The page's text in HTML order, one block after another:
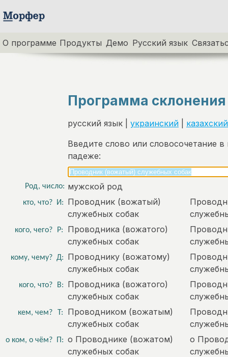
О программе Продукты Демо Русский язык
Программа
русский язык | украинский
казахский
Введите слово или словосочетание
падеже:
Род, число: мужской род
кто, что? И:
Проводник (вожатый)
служебных собак
кого, чего? Р:
Проводника (вожатого)
служебных собак
кому, чему? Д:
Проводнику (вожатому)
служебных собак
кого, что? В:
Проводника (вожатого)
служебных собак
кем, чем? Т:
Проводником (вожатым)
служебных собак
о ком, о чём? П: о Проводнике (вожатом)
служебных собак
о